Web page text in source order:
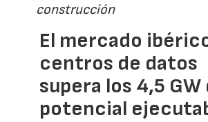
construcción
El mercado
centros de datos
supera los 4,5 GW
potencial